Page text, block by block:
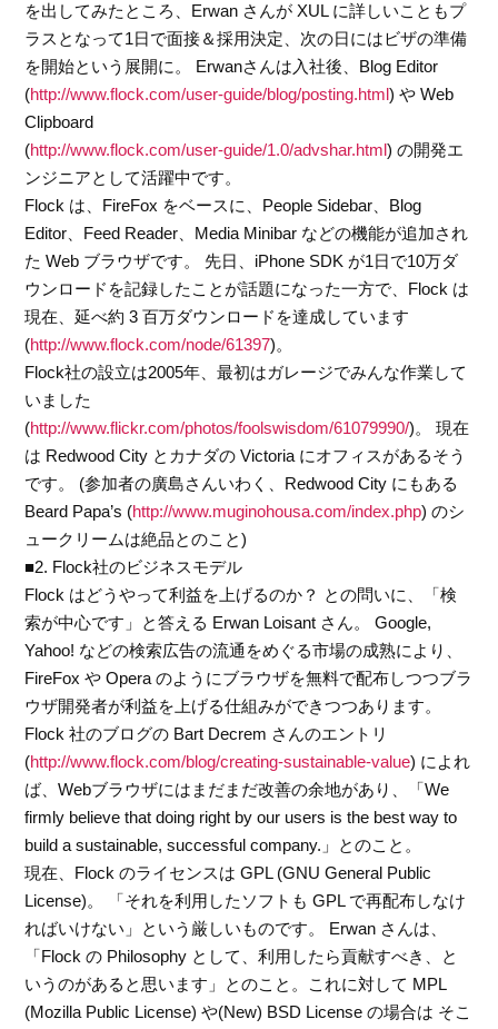
を出してみたところ、Erwan さんが XUL に詳しいこともプ
ラスとなって1日で面接＆採用決定、次の日にはビザの準備
を開始という展開に。 Erwanさんは入社後、Blog Editor
(http://www.flock.com/user-guide/blog/posting.html) や Web
Clipboard
(http://www.flock.com/user-guide/1.0/advshar.html) の開発エ
ンジニアとして活躍中です。
Flock は、FireFox をベースに、People Sidebar、Blog
Editor、Feed Reader、Media Minibar などの機能が追加され
た Web ブラウザです。 先日、iPhone SDK が1日で10万ダ
ウンロードを記録したことが話題になった一方で、Flock は
現在、延べ約 3 百万ダウンロードを達成しています
(http://www.flock.com/node/61397)。
Flock社の設立は2005年、最初はガレージでみんな作業して
いました
(http://www.flickr.com/photos/foolswisdom/61079990/)。 現在
は Redwood City とカナダの Victoria にオフィスがあるそう
です。 (参加者の廣島さんいわく、Redwood City にもある
Beard Papa’s (http://www.muginohousa.com/index.php) のシ
ュークリームは絶品とのこと)
■2. Flock社のビジネスモデル
Flock はどうやって利益を上げるのか？ との問いに、「検
索が中心です」と答える Erwan Loisant さん。 Google,
Yahoo! などの検索広告の流通をめぐる市場の成熟により、
FireFox や Opera のようにブラウザを無料で配布しつつブラ
ウザ開発者が利益を上げる仕組みができつつあります。
Flock 社のブログの Bart Decrem さんのエントリ
(http://www.flock.com/blog/creating-sustainable-value) によれ
ば、Webブラウザにはまだまだ改善の余地があり、「We
firmly believe that doing right by our users is the best way to
build a sustainable, successful company.」とのこと。
現在、Flock のライセンスは GPL (GNU General Public
License)。 「それを利用したソフトも GPL で再配布しなけ
ればいけない」という厳しいものです。 Erwan さんは、
「Flock の Philosophy として、利用したら貢献すべき、と
いうのがあると思います」とのこと。これに対して MPL
(Mozilla Public License) や(New) BSD License の場合は そこ